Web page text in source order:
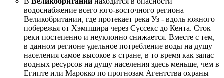
водоснабжение всего юго-восточного региона
Великобритании, где протекает река Уз - вдоль южного
побережья от Хэмпшира через Суссекс до Кента. Сток
реки постепенно и неуклонно снижается. Вместе с тем,
в данном регионе удельное потребление воды на душу
населения самое высокое в стране, в то время как запас
водных ресурсов на душу населения здесь меньше, чем в
Египте или Марокко по прогнозам Агентства охраны